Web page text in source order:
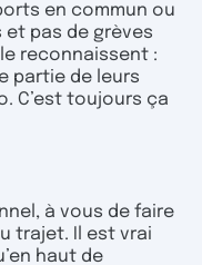
en commun ou
et pas de grèves
reconnaissent :
partie de leurs
C’est toujours ça
à vous de faire
trajet. Il est vrai
haut de